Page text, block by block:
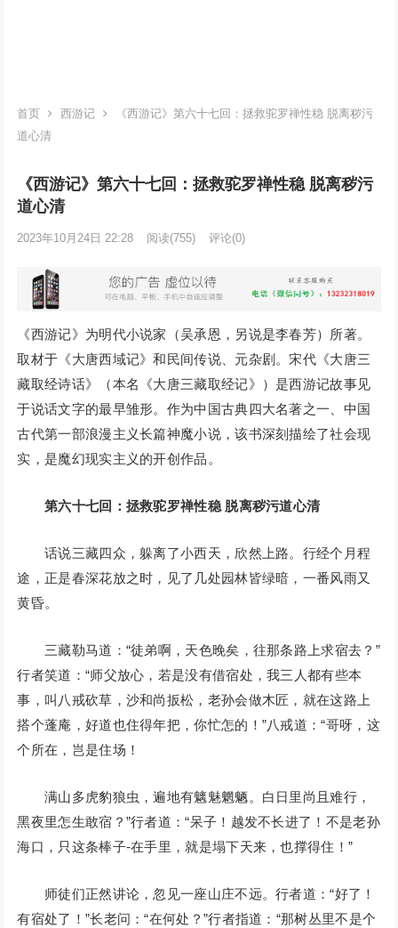
首页 西游记
《西游记》第六十七回：拯救驼罗禅性稳 脱离秽污
道心清
《西游记》第六十七回：拯救驼罗禅性稳 脱离秽污
道心清
2023年10月24日 22:28 阅读(755) 评论(0)
《西游记》为明代小说家（吴承恩，另说是李春芳）所著。
取材于《大唐西域记》和民间传说、元杂剧。宋代《大唐三
藏取经诗话》（本名《大唐三藏取经记》）是西游记故事见
于说话文字的最早雏形。作为中国古典四大名著之一、中国
古代第一部浪漫主义长篇神魔小说，该书深刻描绘了社会现
实，是魔幻现实主义的开创作品。
第六十七回：拯救驼罗禅性稳 脱离秽污道心清
话说三藏四众，躲离了小西天，欣然上路。行经个月程
途，正是春深花放之时，见了几处园林皆绿暗，一番风雨又
黄昏。
三藏勒马道：“徒弟啊，天色晚矣，往那条路上求宿去？”
行者笑道：“师父放心，若是没有借宿处，我三人都有些本
事，叫八戒砍草，沙和尚扳松，老孙会做木匠，就在这路上
搭个蓬庵，好道也住得年把，你忙怎的！”八戒道：“哥呀，这
个所在，岂是住场！
满山多虎豹狼虫，遍地有魑魅魍魉。白日里尚且难行，
黑夜里怎生敢宿？”行者道：“呆子！越发不长进了！不是老孙
海口，只这条棒子-在手里，就是塌下天来，也撑得住！”
师徒们正然讲论，忽见一座山庄不远。行者道：“好了！
有宿处了！”长老问：“在何处？”行者指道：“那树丛里不是个